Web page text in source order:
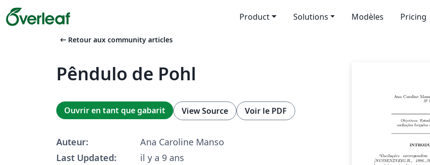
Product Solutions Modèles Pricing
arrow_left_alt Retour aux community articles
Pêndulo de Pohl
Ouvrir en tant que gabarit View Source Voir le PDF
Auteur:
Ana Caroline Manso
Last Updated:
il y a 9 ans